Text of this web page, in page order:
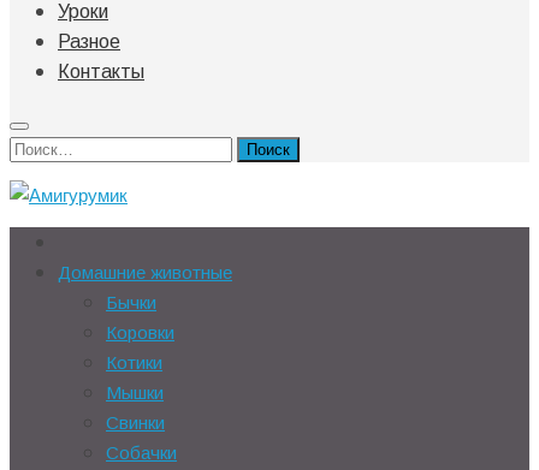
Уроки
Разное
Контакты
Найти:
Домашние животные
Бычки
Коровки
Котики
Мышки
Свинки
Собачки